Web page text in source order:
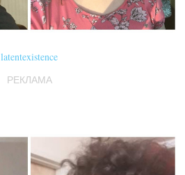
latentexistence
РЕКЛАМА